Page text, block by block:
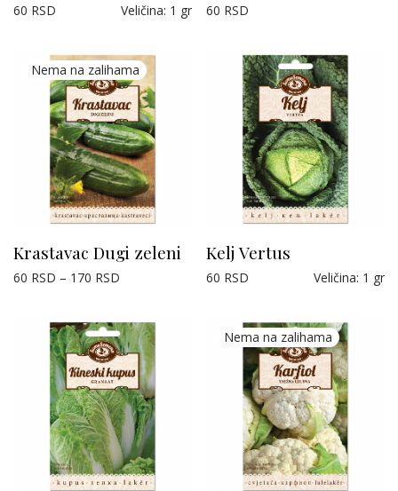
Veličina: 1 gr
60 RSD 60 RSD
Krastavac Dugi zeleni
60 RSD – 170 RSD
Kelj Vertus
Veličina: 1 gr
60 RSD